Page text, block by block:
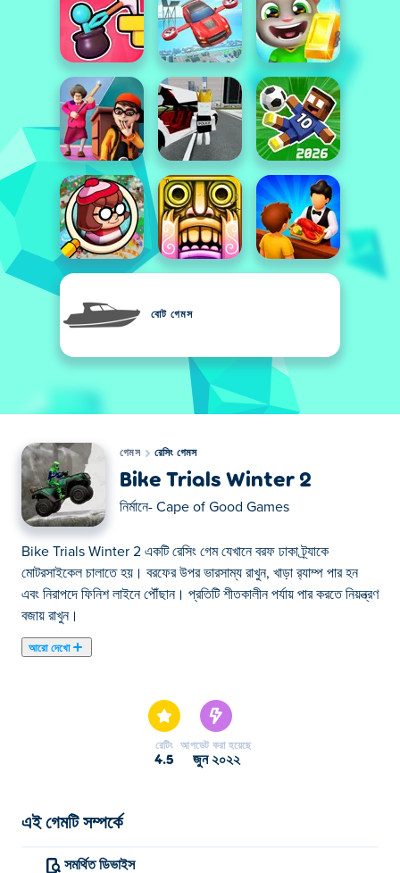
বোট গেমস
গেমস রেসিং গেমস
Bike Trials Winter 2
নির্মানে- Cape of Good Games
Bike Trials Winter 2 একটি রেসিং গেম যেখানে বরফ ঢাকা ট্র্যাকে
মোটরসাইকেল চালাতে হয়। বরফের উপর ভারসাম্য রাখুন, খাড়া র‍্যাম্প পার হন
এবং নিরাপদে ফিনিশ লাইনে পৌঁছান। প্রতিটি শীতকালীন পর্যায় পার করতে নিয়ন্ত্রণ
বজায় রাখুন।
আরো দেখো
রেটিং
4.5
আপডেট করা হয়েছে
জুন ২০২২
এই গেমটি সম্পর্কে
সমর্থিত ডিভাইস